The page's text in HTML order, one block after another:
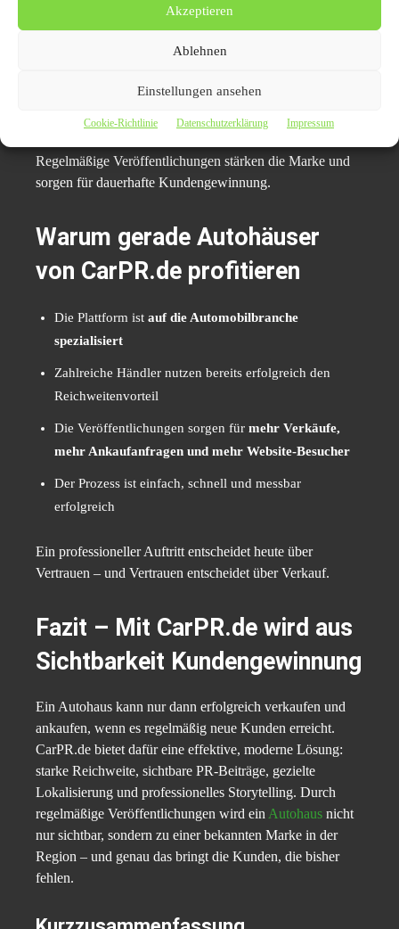
Akzeptieren
Ablehnen
Einstellungen ansehen
Cookie-Richtlinie Datenschutzerklärung Impressum
4. Kundenanfragen erhalten
Interessenten sehen das Autohaus in der Presse – und
5. Langfristige Präsenz aufbauen
Regelmäßige Veröffentlichungen stärken die Marke und
sorgen für dauerhafte Kundengewinnung.
Warum gerade Autohäuser
von CarPR.de profitieren
Die Plattform ist auf die Automobilbranche
spezialisiert
Zahlreiche Händler nutzen bereits erfolgreich den
Reichweitenvorteil
Die Veröffentlichungen sorgen für mehr Verkäufe,
mehr Ankaufanfragen und mehr Website-Besucher
Der Prozess ist einfach, schnell und messbar
erfolgreich
Ein professioneller Auftritt entscheidet heute über
Vertrauen – und Vertrauen entscheidet über Verkauf.
Fazit – Mit CarPR.de wird aus
Sichtbarkeit Kundengewinnung
Ein Autohaus kann nur dann erfolgreich verkaufen und
ankaufen, wenn es regelmäßig neue Kunden erreicht.
CarPR.de bietet dafür eine effektive, moderne Lösung:
starke Reichweite, sichtbare PR-Beiträge, gezielte
Lokalisierung und professionelles Storytelling. Durch
regelmäßige Veröffentlichungen wird ein Autohaus nicht
nur sichtbar, sondern zu einer bekannten Marke in der
Region – und genau das bringt die Kunden, die bisher
fehlen.